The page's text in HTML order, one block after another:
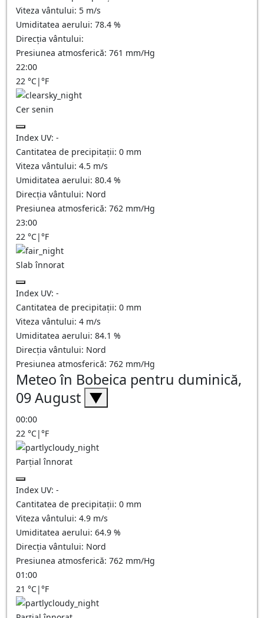
Viteza vântului: 5 m/s
Umiditatea aerului: 78.4 %
Direcția vântului:
Presiunea atmosferică: 761 mm/Hg
22:00
22 °C|°F
Cer senin
Index UV: -
Cantitatea de precipitații: 0 mm
Viteza vântului: 4.5 m/s
Umiditatea aerului: 80.4 %
Direcția vântului: Nord
Presiunea atmosferică: 762 mm/Hg
23:00
22 °C|°F
Slab înnorat
Index UV: -
Cantitatea de precipitații: 0 mm
Viteza vântului: 4 m/s
Umiditatea aerului: 84.1 %
Direcția vântului: Nord
Presiunea atmosferică: 762 mm/Hg
Meteo în Bobeica pentru duminică,
09 August ▼
00:00
22 °C|°F
Parțial înnorat
Index UV: -
Cantitatea de precipitații: 0 mm
Viteza vântului: 4.9 m/s
Umiditatea aerului: 64.9 %
Direcția vântului: Nord
Presiunea atmosferică: 762 mm/Hg
01:00
21 °C|°F